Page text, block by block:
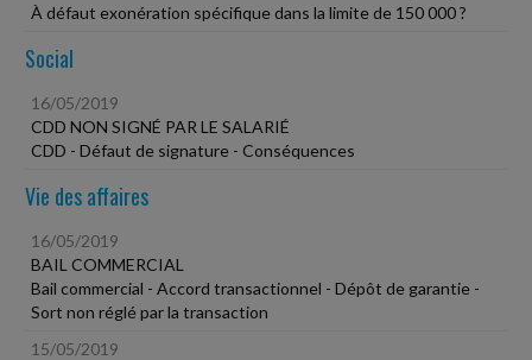
À défaut exonération spécifique dans la limite de 150 000 ?
Social
16/05/2019
CDD NON SIGNÉ PAR LE SALARIÉ
CDD - Défaut de signature - Conséquences
Vie des affaires
16/05/2019
BAIL COMMERCIAL
Bail commercial - Accord transactionnel - Dépôt de garantie -
Sort non réglé par la transaction
15/05/2019